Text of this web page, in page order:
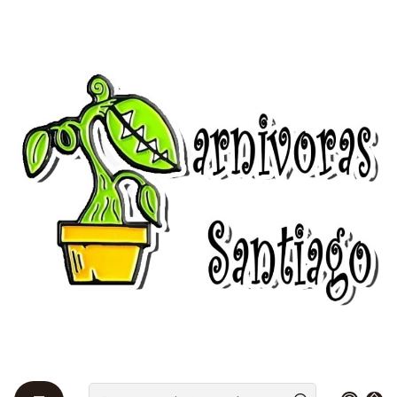
Mi primera planta
carnívora
Aún recuerdo cuando adquirí mi primera planta
carnívora, esto fue alrededor del 2012, en ese
entonces la venta de estas plantas así como
vendedores no habían mucho y eran poco conocidas,
por esto mismo los precios de estas eran mucho mas
tenía mucha información sobre los cuidados, el